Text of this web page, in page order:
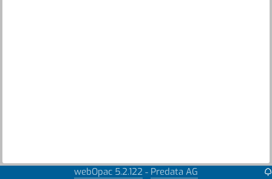
webOpac 5.2.122 - Predata AG